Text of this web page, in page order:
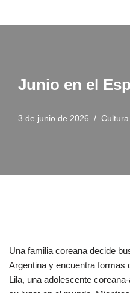
Junio en el
3 de junio de 2026 Cultura
Una familia coreana decide
Argentina y encuentra formas
Lila, una adolescente